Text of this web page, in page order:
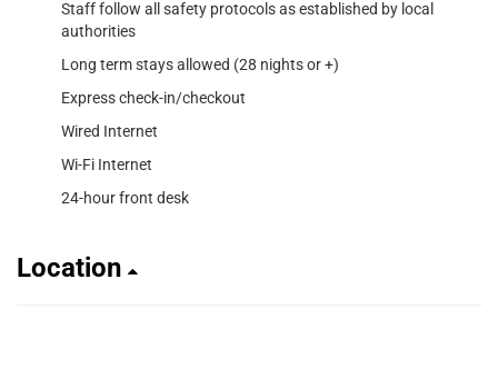
Staff follow all safety protocols as established by local
authorities
Long term stays allowed (28 nights or +)
Express check-in/checkout
Wired Internet
Wi-Fi Internet
24-hour front desk
Location